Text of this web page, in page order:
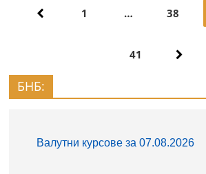
1 … 38
41
БНБ: